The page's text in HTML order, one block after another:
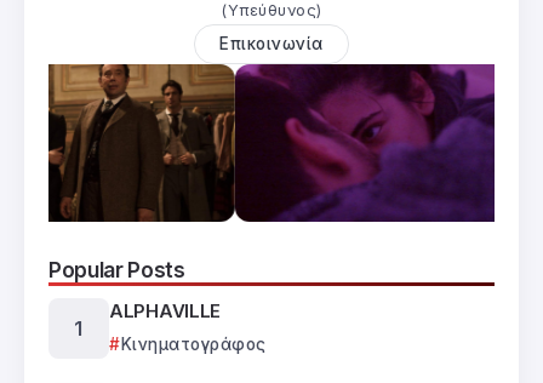
(Υπεύθυνος)
Επικοινωνία
Popular Posts
ALPHAVILLE
Κινηματογράφος